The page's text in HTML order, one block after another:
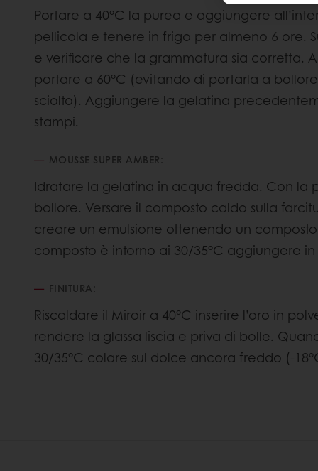
Portare a 40°C la purea e aggiungere
pellicola e tenere in frigo per almeno 6 ore.
e verificare che la grammatura sia corretta.
portare a 60°C (evitando di portarla a
sciolto). Aggiungere la gelatina
stampi.
MOUSSE SUPER AMBER:
Idratare la gelatina in acqua fredda. Con la
bollore. Versare il composto caldo sulla
creare un emulsione ottenendo un
composto è intorno ai 30/35°C aggiungere
FINITURA:
Riscaldare il Miroir a 40°C inserire l’oro in
rendere la glassa liscia e priva di bolle.
30/35°C colare sul dolce ancora freddo (-